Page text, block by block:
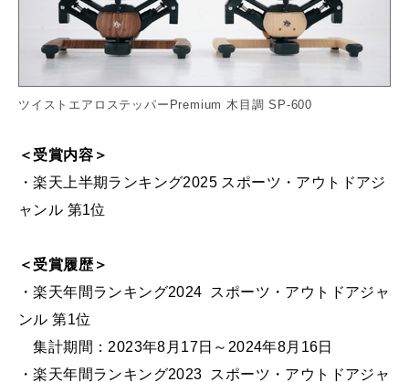
ツイストエアロステッパーPremium 木目調 SP-600
＜受賞内容＞
・楽天上半期ランキング2025 スポーツ・アウトドアジ
ャンル 第1位
＜受賞履歴＞
・楽天年間ランキング2024 スポーツ・アウトドアジャ
ンル 第1位
集計期間：2023年8月17日～2024年8月16日
・楽天年間ランキング2023 スポーツ・アウトドアジャ